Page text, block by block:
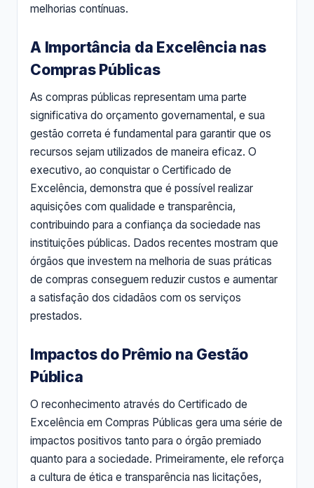
melhorias contínuas.
A Importância da Excelência nas
Compras Públicas
As compras públicas representam uma parte
significativa do orçamento governamental, e sua
gestão correta é fundamental para garantir que os
recursos sejam utilizados de maneira eficaz. O
executivo, ao conquistar o Certificado de
Excelência, demonstra que é possível realizar
aquisições com qualidade e transparência,
contribuindo para a confiança da sociedade nas
instituições públicas. Dados recentes mostram que
órgãos que investem na melhoria de suas práticas
de compras conseguem reduzir custos e aumentar
a satisfação dos cidadãos com os serviços
prestados.
Impactos do Prêmio na Gestão
Pública
O reconhecimento através do Certificado de
Excelência em Compras Públicas gera uma série de
impactos positivos tanto para o órgão premiado
quanto para a sociedade. Primeiramente, ele reforça
a cultura de ética e transparência nas licitações,